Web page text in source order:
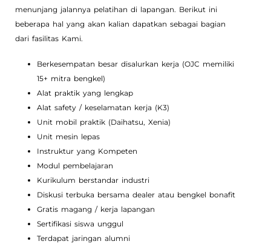
menunjang jalannya pelatihan di lapangan. Berikut ini
beberapa hal yang akan kalian dapatkan sebagai bagian
dari fasilitas Kami.
Berkesempatan besar disalurkan kerja (OJC memiliki
15+ mitra bengkel)
Alat praktik yang lengkap
Alat safety / keselamatan kerja (K3)
Unit mobil praktik (Daihatsu, Xenia)
Unit mesin lepas
Instruktur yang Kompeten
Modul pembelajaran
Kurikulum berstandar industri
Diskusi terbuka bersama dealer atau bengkel bonafit
Gratis magang / kerja lapangan
Sertifikasi siswa unggul
Terdapat jaringan alumni